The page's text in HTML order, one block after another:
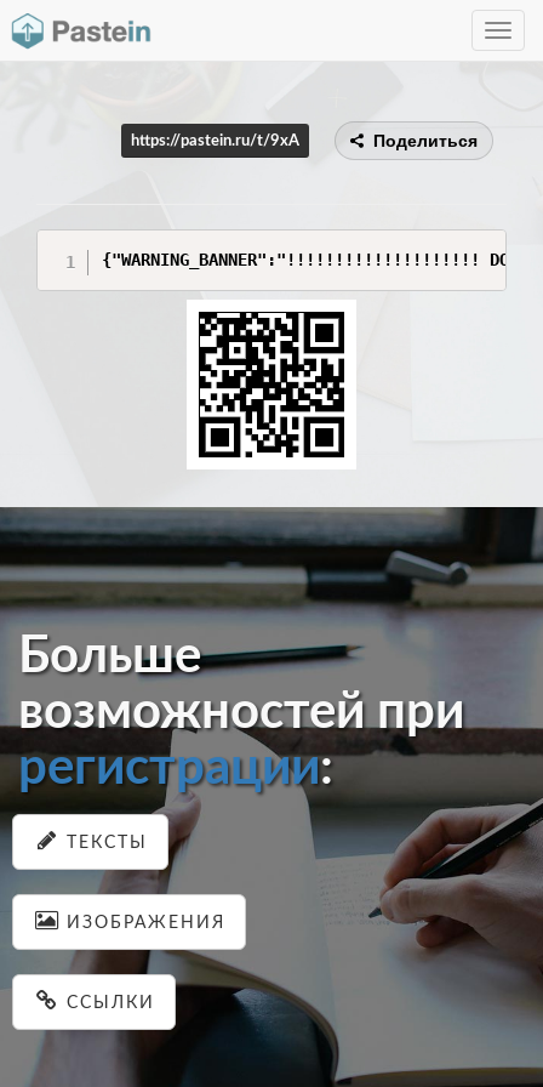
Toggle
https://pastein.ru/t/9xA Поделиться
{"WARNING_BANNER":"!!!!!!!!!!!!!!!!!!!! DO NOT SHARE
Больше
возможностей при
регистрации:
ТЕКСТЫ
ИЗОБРАЖЕНИЯ
ССЫЛКИ